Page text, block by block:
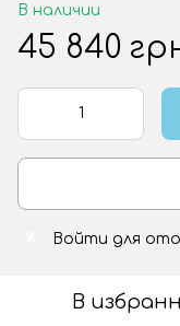
В наличии
45 840
Войти для
В